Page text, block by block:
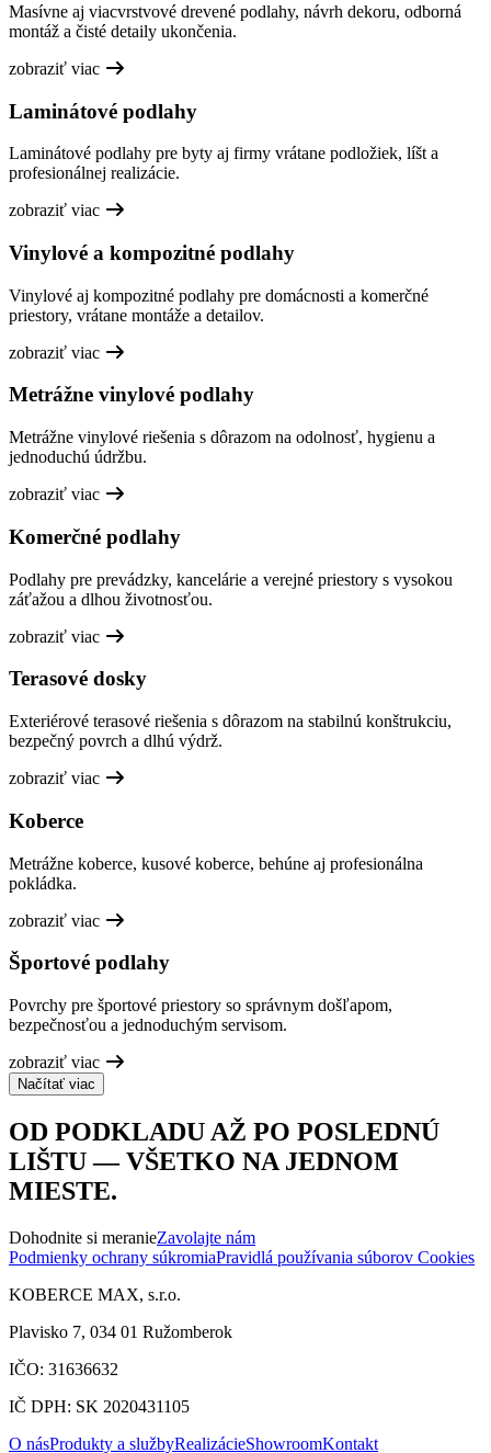
Masívne aj viacvrstvové drevené podlahy, návrh dekoru, odborná
montáž a čisté detaily ukončenia.
zobraziť viac
Laminátové podlahy
Laminátové podlahy pre byty aj firmy vrátane podložiek, líšt a
profesionálnej realizácie.
zobraziť viac
Vinylové a kompozitné podlahy
Vinylové aj kompozitné podlahy pre domácnosti a komerčné
priestory, vrátane montáže a detailov.
zobraziť viac
Metrážne vinylové podlahy
Metrážne vinylové riešenia s dôrazom na odolnosť, hygienu a
jednoduchú údržbu.
zobraziť viac
Komerčné podlahy
Podlahy pre prevádzky, kancelárie a verejné priestory s vysokou
záťažou a dlhou životnosťou.
zobraziť viac
Terasové dosky
Exteriérové terasové riešenia s dôrazom na stabilnú konštrukciu,
bezpečný povrch a dlhú výdrž.
zobraziť viac
Koberce
Metrážne koberce, kusové koberce, behúne aj profesionálna
pokládka.
zobraziť viac
Športové podlahy
Povrchy pre športové priestory so správnym došľapom,
bezpečnosťou a jednoduchým servisom.
zobraziť viac
Načítať viac
OD PODKLADU AŽ PO POSLEDNÚ
LIŠTU — VŠETKO NA JEDNOM
MIESTE.
Dohodnite si meranieZavolajte nám
Podmienky ochrany súkromiaPravidlá používania súborov Cookies
KOBERCE MAX, s.r.o.
Plavisko 7, 034 01 Ružomberok
IČO: 31636632
IČ DPH: SK 2020431105
O násProdukty a službyRealizácieShowroomKontakt